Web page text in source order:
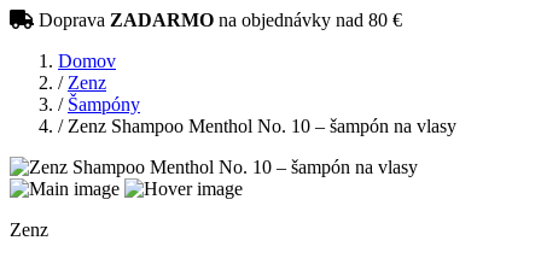
Doprava ZADARMO na objednávky nad 80 €
Domov
/ Zenz
/ Šampóny
/Zenz Shampoo Menthol No. 10 – šampón na vlasy
Zenz